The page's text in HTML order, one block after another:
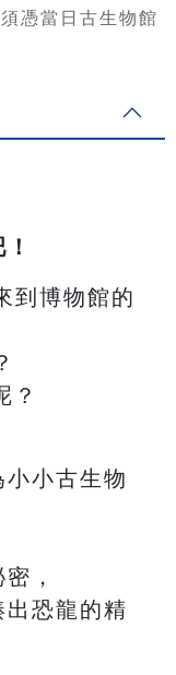
憑當日古生物館
到博物館的
？
小古生物
，
恐龍的精